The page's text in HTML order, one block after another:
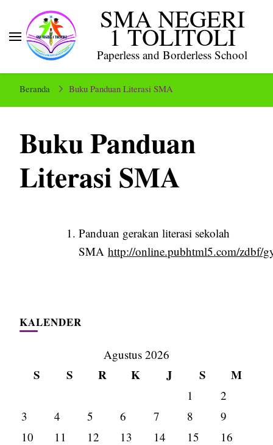
SMA NEGERI
1 TOLITOLI
Paperless and Borderless School
Beranda Buku Panduan Literasi SMA
Buku Panduan
Literasi SMA
Panduan gerakan literasi sekolah
SMA http://online.pubhtml5.com/zdbf/
KALENDER
Agustus 2026
S S R K J S M
1
2
3
4 5 6 7 8
9
10
11 12 13 14 15
16